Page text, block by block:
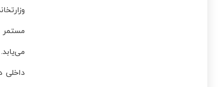
مستمر
داخلی